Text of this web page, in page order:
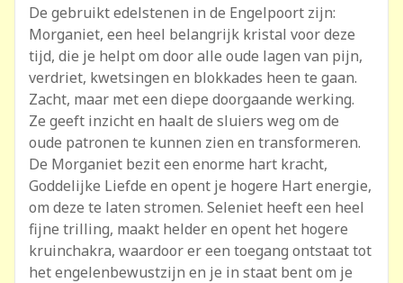
De gebruikt edelstenen in de Engelpoort zijn:
Morganiet, een heel belangrijk kristal voor deze
tijd, die je helpt om door alle oude lagen van pijn,
verdriet, kwetsingen en blokkades heen te gaan.
Zacht, maar met een diepe doorgaande werking.
Ze geeft inzicht en haalt de sluiers weg om de
oude patronen te kunnen zien en transformeren.
De Morganiet bezit een enorme hart kracht,
Goddelijke Liefde en opent je hogere Hart energie,
om deze te laten stromen. Seleniet heeft een heel
fijne trilling, maakt helder en opent het hogere
kruinchakra, waardoor er een toegang ontstaat tot
het engelenbewustzijn en je in staat bent om je